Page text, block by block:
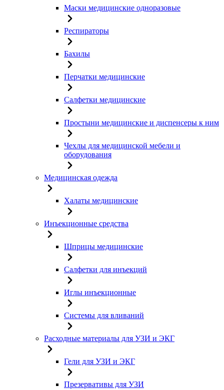
Маски медицинские одноразовые
Респираторы
Бахилы
Перчатки медицинские
Салфетки медицинские
Простыни медицинские и диспенсеры к ним
Чехлы для медицинской мебели и
оборудования
Медицинская одежда
Халаты медицинские
Инъекционные средства
Шприцы медицинские
Салфетки для инъекций
Иглы инъекционные
Системы для вливаний
Расходные материалы для УЗИ и ЭКГ
Гели для УЗИ и ЭКГ
Презервативы для УЗИ